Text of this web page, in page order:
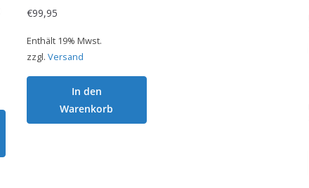
€99,95
Enthält 19% Mwst.
zzgl. Versand
In den
Warenkorb